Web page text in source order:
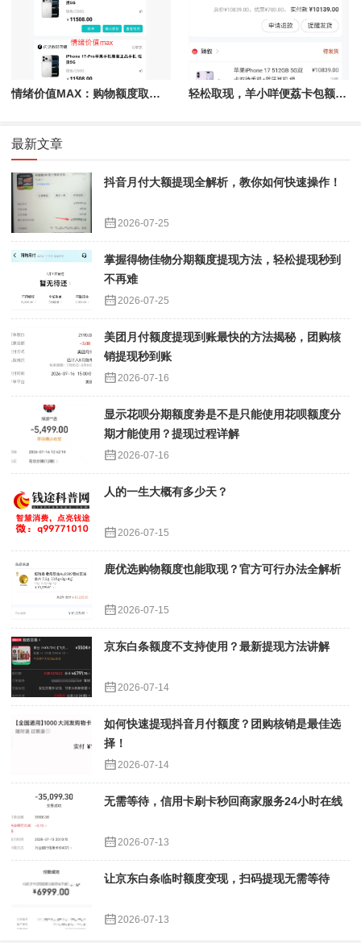
情绪价值MAX：购物额度取现秒到账，享受无忧消费体验 轻松取现，羊小咩便荔卡包额度秒到账的攻略
最新文章
抖音月付大额提现全解析，教你如何快速操作！
2026-07-25
掌握得物佳物分期额度提现方法，轻松提现秒到
不再难
2026-07-25
美团月付额度提现到账最快的方法揭秘，团购核
销提现秒到账
2026-07-16
显示花呗分期额度劵是不是只能使用花呗额度分
期才能使用？提现过程详解
2026-07-16
人的一生大概有多少天？
2026-07-15
鹿优选购物额度也能取现？官方可行办法全解析
2026-07-15
京东白条额度不支持使用？最新提现方法讲解
2026-07-14
如何快速提现抖音月付额度？团购核销是最佳选
择！
2026-07-14
无需等待，信用卡刷卡秒回商家服务24小时在线
2026-07-13
让京东白条临时额度变现，扫码提现无需等待
2026-07-13